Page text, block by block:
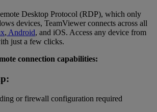
Desktop Protocol (RDP), which only
devices, TeamViewer connects across all
, Android, and iOS. Access any device from
just a few clicks.
connection capabilities:
or firewall configuration required